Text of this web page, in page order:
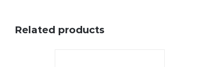
Related products